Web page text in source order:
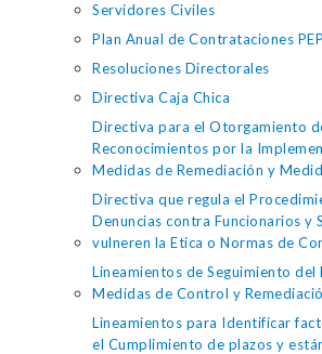
Servidores Civiles
Plan Anual de Contrataciones
Resoluciones Directorales
Directiva Caja Chica
Directiva para el Otorgamiento
Reconocimientos por la
Medidas de Remediación y
Directiva que regula el
Denuncias contra Funcionarios y
vulneren la Etica o Normas de
Lineamientos de Seguimiento del
Medidas de Control y
Lineamientos para Identificar
el Cumplimiento de plazos y